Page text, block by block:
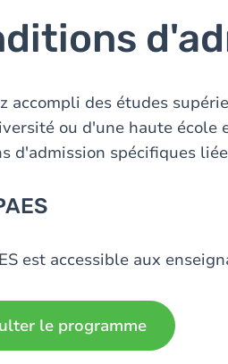
accompli des études
ou d'une haute école
d'admission spécifiques
est accessible aux
le programme